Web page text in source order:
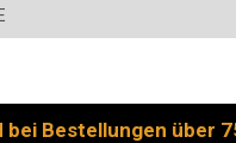
Bestellungen über